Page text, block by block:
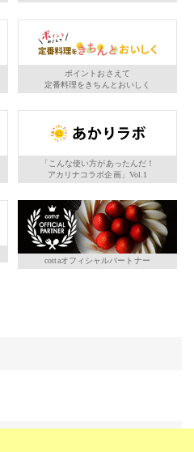
ポイントおさえて
定番料理をきちんとおいしく
「こんな使い方があったんだ！
アカリナコラボ企画」Vol.1
cottaオフィシャルパートナー